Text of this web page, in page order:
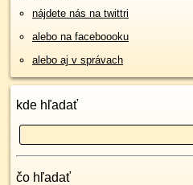
nájdete nás na twittri
alebo na faceboooku
alebo aj v správach
kde hľadať
čo hľadať